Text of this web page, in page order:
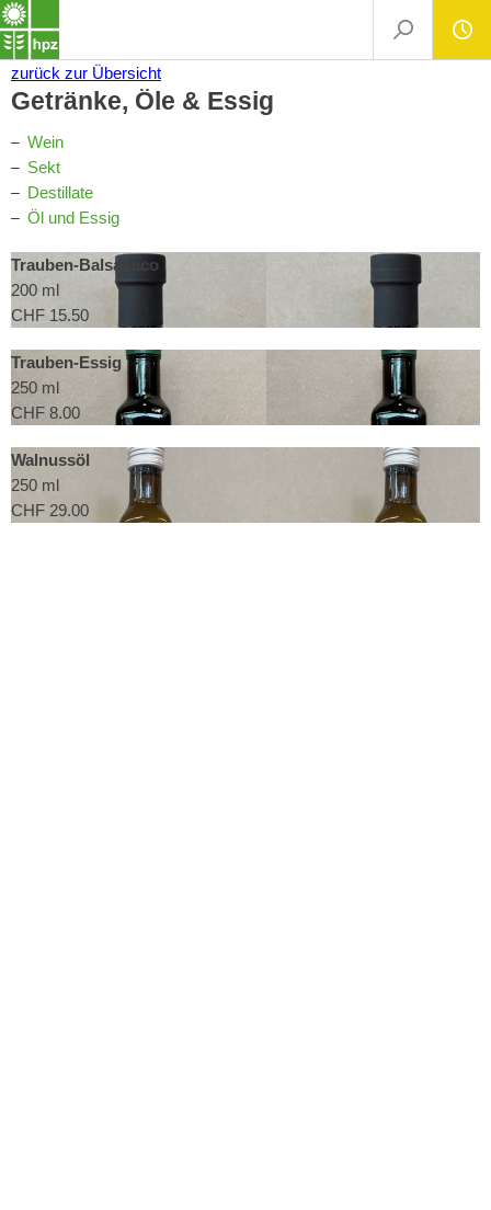
zurück zur Übersicht
Getränke, Öle & Essig
Wein
Sekt
Destillate
Öl und Essig
Trauben-Balsamico
200 ml
CHF 15.50
Trauben-Essig
250 ml
CHF 8.00
Walnussöl
250 ml
CHF 29.00